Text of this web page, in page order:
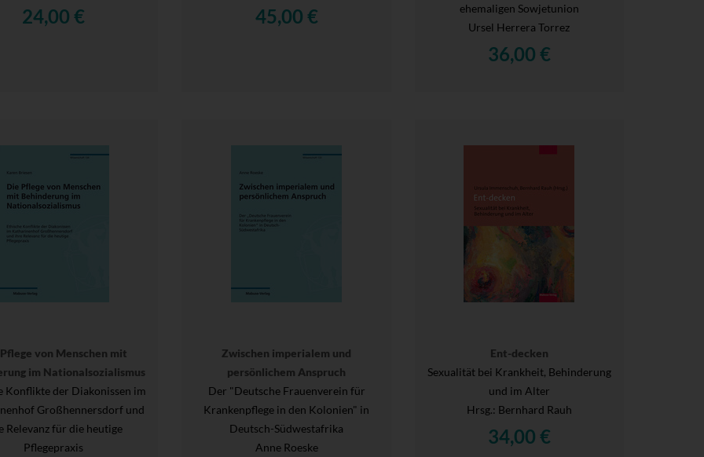
24,00 € 45,00 €
ehemaligen Sowjetunion
Ursel Herrera Torrez
36,00 €
von Menschen mit
im Nationalsozialismus
Konflikte der Diakonissen im
Großhennersdorf und
Relevanz für die heutige
Pflegepraxis
Zwischen imperialem und
persönlichem Anspruch
Der "Deutsche Frauenverein für
Krankenpflege in den Kolonien" in
Deutsch-Südwestafrika
Anne Roeske
Ent-decken
Sexualität bei Krankheit, Behinderung
und im Alter
Hrsg.: Bernhard Rauh
34,00 €